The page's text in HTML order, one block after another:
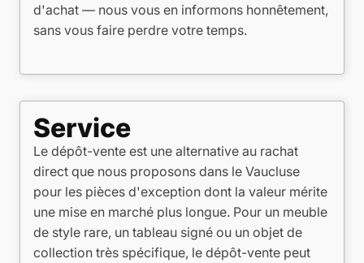
d'achat — nous vous en informons honnêtement,
sans vous faire perdre votre temps.
Service
Le dépôt-vente est une alternative au rachat
direct que nous proposons dans le Vaucluse
pour les pièces d'exception dont la valeur mérite
une mise en marché plus longue. Pour un meuble
de style rare, un tableau signé ou un objet de
collection très spécifique, le dépôt-vente peut